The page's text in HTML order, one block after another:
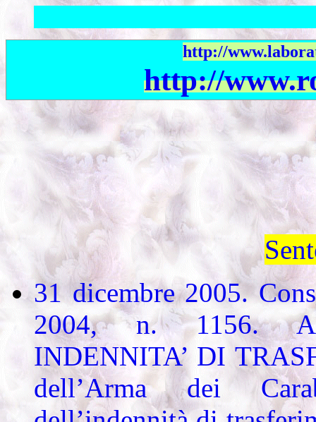
http://
http://
31 dicembre 2005.
2004, n. 1156.
INDENNITA’ DI
dell’Arma dei